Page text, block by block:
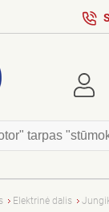
Elektrinė dalis